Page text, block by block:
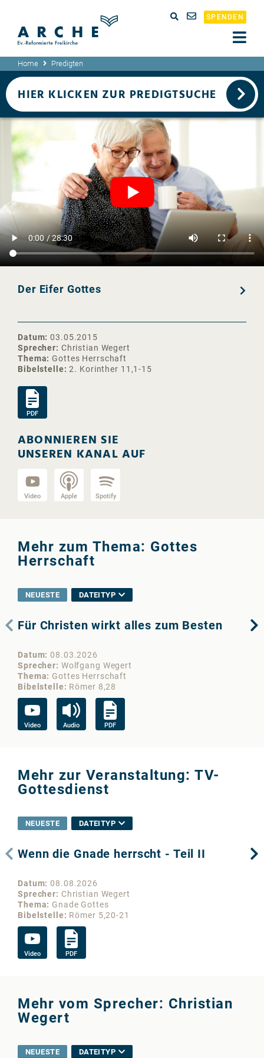
SPENDEN
Home Predigten
Der Eifer Gottes
Datum 03.05.2015
Sprecher
Christian Wegert
Thema
Gottes Herrschaft
Bibelstelle 2. Korinther 11,1-15
PDF
ABONNIEREN SIE
UNSEREN KANAL AUF
Video Apple Spotify
HIER KLICKEN ZUR PREDIGTSUCHE
Mehr zum Thema: Gottes
Herrschaft
NEUESTE DATEITYP
Für Christen wirkt alles zum Besten
Datum 08.03.2026
Sprecher
Wolfgang Wegert
Thema
Gottes Herrschaft
Bibelstelle
Römer 8,28
Video Audio PDF
Mehr zur Veranstaltung: TV-
Gottesdienst
NEUESTE DATEITYP
Wenn die Gnade herrscht - Teil II
Datum 08.08.2026
Sprecher
Christian Wegert
Thema
Gnade Gottes
Bibelstelle
Römer 5,20-21
Video PDF
Mehr vom Sprecher: Christian
Wegert
NEUESTE DATEITYP